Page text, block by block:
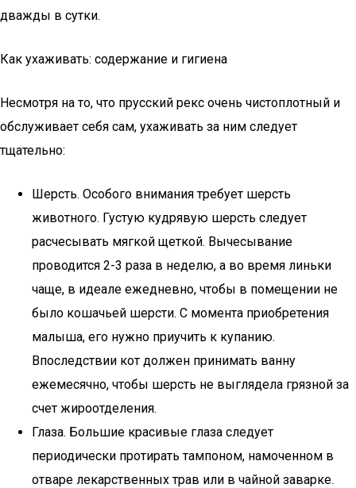
дважды в сутки.
Как ухаживать: содержание и гигиена
Несмотря на то, что прусский рекс очень чистоплотный и
обслуживает себя сам, ухаживать за ним следует
тщательно:
Шерсть. Особого внимания требует шерсть
животного. Густую кудрявую шерсть следует
расчесывать мягкой щеткой. Вычесывание
проводится 2-3 раза в неделю, а во время линьки
чаще, в идеале ежедневно, чтобы в помещении не
было кошачьей шерсти. С момента приобретения
малыша, его нужно приучить к купанию.
Впоследствии кот должен принимать ванну
ежемесячно, чтобы шерсть не выглядела грязной за
счет жироотделения.
Глаза. Большие красивые глаза следует
периодически протирать тампоном, намоченном в
отваре лекарственных трав или в чайной заварке.